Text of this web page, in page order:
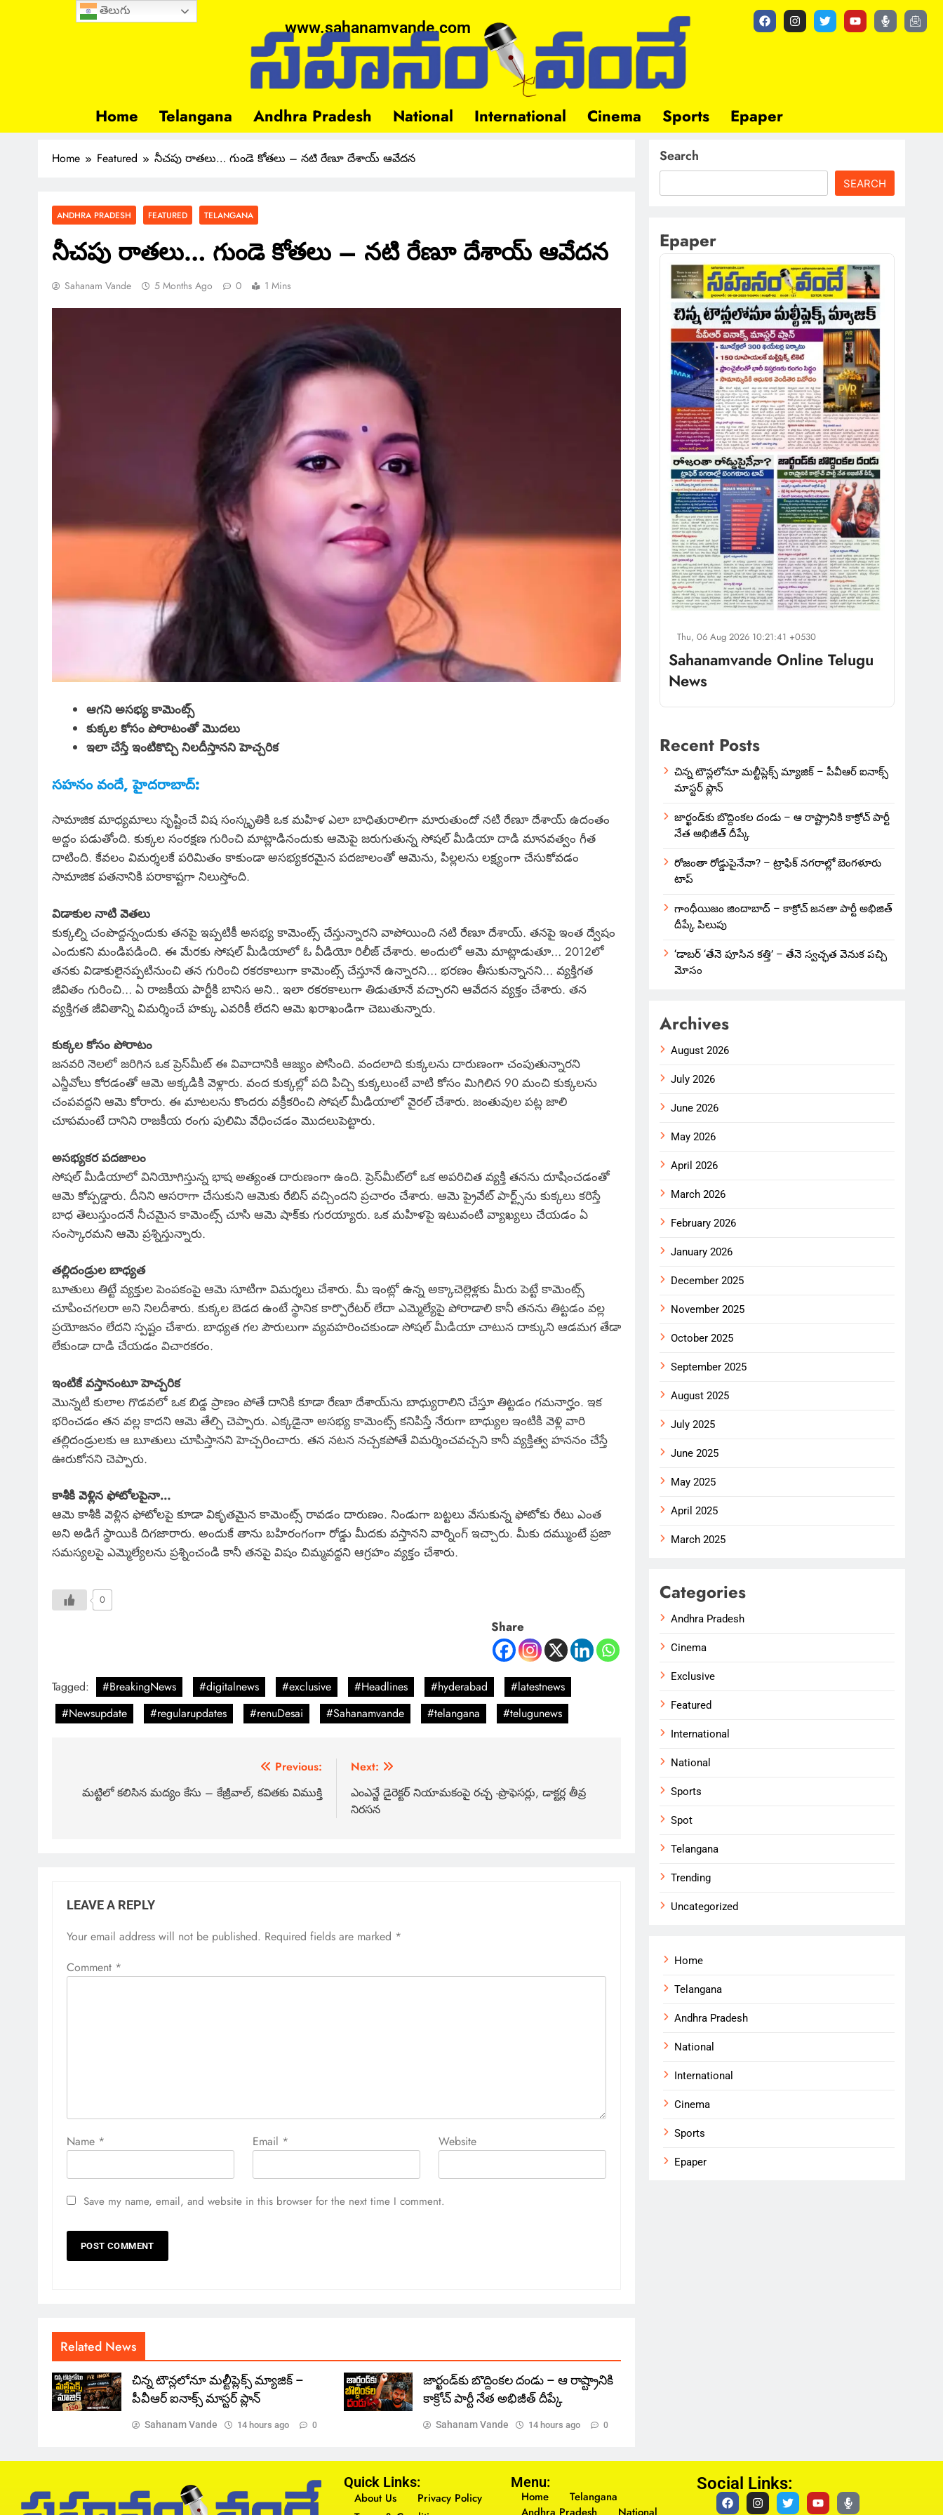
www.sahanamvande.com
Home Telangana Andhra Pradesh National International Cinema Sports Epaper
Home Featured నీచపు రాతలు… గుండె కోతలు – నటి రేణూ దేశాయ్‌ ఆవేదన
ANDHRA PRADESH FEATURED TELANGANA
నీచపు రాతలు… గుండె కోతలు – నటి రేణూ దేశాయ్‌ ఆవేదన
Sahanam Vande 5 Months Ago 0 1 Mins
ఆగని అసభ్య కామెంట్స్
కుక్కల కోసం పోరాటంతో మొదలు
ఇలా చేస్తే ఇంటికొచ్చి నిలదీస్తానని హెచ్చరిక
సహనం వందే, హైదరాబాద్:
సామాజిక మాధ్యమాలు సృష్టించే విష సంస్కృతికి ఒక మహిళ ఎలా బాధితురాలిగా మారుతుందో నటి రేణూ దేశాయ్‌ ఉదంతం
అద్దం పడుతోంది. కుక్కల సంరక్షణ గురించి మాట్లాడినందుకు ఆమెపై జరుగుతున్న సోషల్ మీడియా దాడి మానవత్వం గీత
దాటింది. కేవలం విమర్శలకే పరిమితం కాకుండా అసభ్యకరమైన పదజాలంతో ఆమెను, పిల్లలను లక్ష్యంగా చేసుకోవడం
సామాజిక పతనానికి పరాకాష్టగా నిలుస్తోంది.
విడాకుల నాటి వెతలు
కుక్కల్ని చంపొద్దన్నందుకు తనపై ఇప్పటికీ అసభ్య కామెంట్స్‌ చేస్తున్నారని వాపోయింది నటి రేణూ దేశాయ్‌. తనపై ఇంత ద్వేషం
ఎందుకని మండిపడింది. ఈ మేరకు సోషల్‌ మీడియాలో ఓ వీడియో రిలీజ్‌ చేశారు. అందులో ఆమె మాట్లాడుతూ… 2012లో
తనకు విడాకులైనప్పటినుంచి తన గురించి రకరకాలుగా కామెంట్స్‌ చేస్తూనే ఉన్నారని… భరణం తీసుకున్నానని… వ్యక్తిగత
జీవితం గురించి… ఏ రాజకీయ పార్టీకి బానిస అని.. ఇలా రకరకాలుగా తిడుతూనే వచ్చారని ఆవేదన వ్యక్తం చేశారు. తన
వ్యక్తిగత జీవితాన్ని విమర్శించే హక్కు ఎవరికీ లేదని ఆమె ఖరాఖండిగా చెబుతున్నారు.
కుక్కల కోసం పోరాటం
జనవరి నెలలో జరిగిన ఒక ప్రెస్‌మీట్ ఈ వివాదానికి ఆజ్యం పోసింది. వందలాది కుక్కలను దారుణంగా చంపుతున్నారని
ఎన్జీవోలు కోరడంతో ఆమె అక్కడికి వెళ్లారు. వంద కుక్కల్లో పది పిచ్చి కుక్కలుంటే వాటి కోసం మిగిలిన 90 మంచి కుక్కలను
చంపవద్దని ఆమె కోరారు. ఈ మాటలను కొందరు వక్రీకరించి సోషల్ మీడియాలో వైరల్ చేశారు. జంతువుల పట్ల జాలి
చూపమంటే దానిని రాజకీయ రంగు పులిమి వేధించడం మొదలుపెట్టారు.
అసభ్యకర పదజాలం
సోషల్ మీడియాలో వినియోగిస్తున్న భాష అత్యంత దారుణంగా ఉంది. ప్రెస్‌మీట్‌లో ఒక అపరిచిత వ్యక్తి తనను దూషించడంతో
ఆమె కోప్పడ్డారు. దీనిని ఆసరాగా చేసుకుని ఆమెకు రేబిస్ వచ్చిందని ప్రచారం చేశారు. ఆమె ప్రైవేట్ పార్ట్స్‌ను కుక్కలు కరిస్తే
బాధ తెలుస్తుందనే నీచమైన కామెంట్స్ చూసి ఆమె షాక్‌కు గురయ్యారు. ఒక మహిళపై ఇటువంటి వ్యాఖ్యలు చేయడం ఏ
సంస్కారమని ఆమె ప్రశ్నిస్తున్నారు.
తల్లిదండ్రుల బాధ్యత
బూతులు తిట్టే వ్యక్తుల పెంపకంపై ఆమె సూటిగా విమర్శలు చేశారు. మీ ఇంట్లో ఉన్న అక్కాచెల్లెళ్లకు మీరు పెట్టే కామెంట్స్
చూపించగలరా అని నిలదీశారు. కుక్కల బెడద ఉంటే స్థానిక కార్పొరేటర్ లేదా ఎమ్మెల్యేపై పోరాడాలి కానీ తనను తిట్టడం వల్ల
ప్రయోజనం లేదని స్పష్టం చేశారు. బాధ్యత గల పౌరులుగా వ్యవహరించకుండా సోషల్ మీడియా చాటున దాక్కుని ఆడమగ తేడా
లేకుండా దాడి చేయడం విచారకరం.
ఇంటికే వస్తానంటూ హెచ్చరిక
మొన్నటి కులాల గొడవలో ఒక బిడ్డ ప్రాణం పోతే దానికి కూడా రేణూ దేశాయ్‌ను బాధ్యురాలిని చేస్తూ తిట్టడం గమనార్హం. ఇక
భరించడం తన వల్ల కాదని ఆమె తేల్చి చెప్పారు. ఎక్కడైనా అసభ్య కామెంట్స్ కనిపిస్తే నేరుగా బాధ్యుల ఇంటికి వెళ్లి వారి
తల్లిదండ్రులకు ఆ బూతులు చూపిస్తానని హెచ్చరించారు. తన నటన నచ్చకపోతే విమర్శించవచ్చని కానీ వ్యక్తిత్వ హననం చేస్తే
ఊరుకోనని చెప్పారు.
కాశీకి వెళ్లిన ఫోటోలపైనా…
ఆమె కాశీకి వెళ్లిన ఫోటోలపై కూడా వికృతమైన కామెంట్స్ రావడం దారుణం. నిండుగా బట్టలు వేసుకున్న ఫోటోకు రేటు ఎంత
అని అడిగే స్థాయికి దిగజారారు. అందుకే తాను బహిరంగంగా రోడ్డు మీదకు వస్తానని వార్నింగ్ ఇచ్చారు. మీకు దమ్ముంటే ప్రజా
సమస్యలపై ఎమ్మెల్యేలను ప్రశ్నించండి కానీ తనపై విషం చిమ్మవద్దని ఆగ్రహం వ్యక్తం చేశారు.
0
Share
Tagged: #BreakingNews #digitalnews #exclusive #Headlines #hyderabad
#latestnews
#Newsupdate
#regularupdates #renuDesai #Sahanamvande #telangana #telugunews
Previous:
మట్టిలో కలిసిన మద్యం కేసు – కేజ్రీవాల్, కవితకు విముక్తి
Next:
ఎంఎన్జే డైరెక్టర్ నియామకంపై రచ్చ -ప్రొఫెసర్లు, డాక్టర్ల తీవ్ర
నిరసన
LEAVE A REPLY
Your email address will not be published. Required fields are marked *
Comment *
Name * Email * Website
Save my name, email, and website in this browser for the next time I comment.
Related News
చిన్న టౌన్లలోనూ మల్టీప్లెక్స్‌ మ్యాజిక్ –
పీవీఆర్ ఐనాక్స్ మాస్టర్ ప్లాన్
Sahanam Vande 14 hours ago 0
జార్ఖండ్‌కు బొద్దింకల దండు – ఆ రాష్ట్రానికి
కాక్రోచ్ పార్టీ నేత అభిజీత్ దీప్కే
Sahanam Vande 14 hours ago 0
Search
SEARCH
Epaper
Thu, 06 Aug 2026 10:21:41 +0530
Sahanamvande Online Telugu
News
Recent Posts
చిన్న టౌన్లలోనూ మల్టీప్లెక్స్‌ మ్యాజిక్ – పీవీఆర్ ఐనాక్స్
మాస్టర్ ప్లాన్
జార్ఖండ్‌కు బొద్దింకల దండు – ఆ రాష్ట్రానికి కాక్రోచ్ పార్టీ
నేత అభిజీత్ దీప్కే
రోజంతా రోడ్డుపైనేనా? – ట్రాఫిక్ నగరాల్లో బెంగళూరు
టాప్
గాంధీయిజం జిందాబాద్ – కాక్రోచ్ జనతా పార్టీ అభిజిత్
దీప్కే పిలుపు
‘డాబర్ ‘తేనె పూసిన కత్తి’ – తేనె స్వచ్ఛత వెనుక పచ్చి
మోసం
Archives
August 2026
July 2026
June 2026
May 2026
April 2026
March 2026
February 2026
January 2026
December 2025
November 2025
October 2025
September 2025
August 2025
July 2025
June 2025
May 2025
April 2025
March 2025
Categories
Andhra Pradesh
Cinema
Exclusive
Featured
International
National
Sports
Spot
Telangana
Trending
Uncategorized
Home
Telangana
Andhra Pradesh
National
International
Cinema
Sports
Epaper
Quick Links:
About Us
Privacy Policy
Menu:
Home
Telangana
Social Links:
తెలుగు